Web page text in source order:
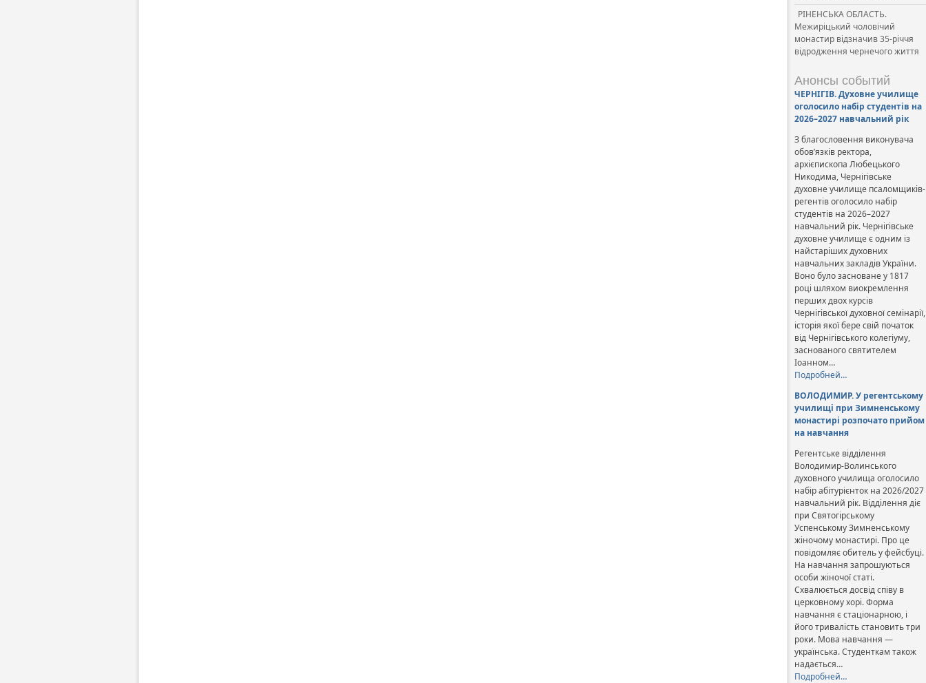
РІНЕНСЬКА ОБЛАСТЬ.
Межиріцький чоловічий
монастир відзначив 35-річчя
відродження чернечого життя
Анонсы событий
ЧЕРНІГІВ. Духовне училище
оголосило набір студентів на
2026–2027 навчальний рік
З благословення виконувача
обов’язків ректора,
архієпископа Любецького
Никодима, Чернігівське
духовне училище псаломщиків-
регентів оголосило набір
студентів на 2026–2027
навчальний рік. Чернігівське
духовне училище є одним із
найстаріших духовних
навчальних закладів України.
Воно було засноване у 1817
році шляхом виокремлення
перших двох курсів
Чернігівської духовної семінарії,
історія якої бере свій початок
від Чернігівського колегіуму,
заснованого святителем
Іоанном…
Подробней…
ВОЛОДИМИР. У регентському
училищі при Зимненському
монастирі розпочато прийом
на навчання
Регентське відділення
Володимир-Волинського
духовного училища оголосило
набір абітурієнток на 2026/2027
навчальний рік. Відділення діє
при Святогірському
Успенському Зимненському
жіночому монастирі. Про це
повідомляє обитель у фейсбуці.
На навчання запрошуються
особи жіночої статі.
Схвалюється досвід співу в
церковному хорі. Форма
навчання є стаціонарною, і
його тривалість становить три
роки. Мова навчання —
українська. Студенткам також
надається…
Подробней…